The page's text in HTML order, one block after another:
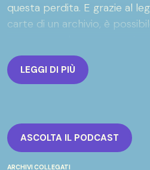
ASCOLTA IL PODCAST
ARCHIVI COLLEGATI
questa perdita. E grazie al
carte di un archivio, è
vita dei documenti.
Potrebbe esserci dietro la
dimenticare un evento, una
mano di un archivista del
zelante in materia di scarti.
percorso, una dimenticanza
LEGGI DI PIÙ